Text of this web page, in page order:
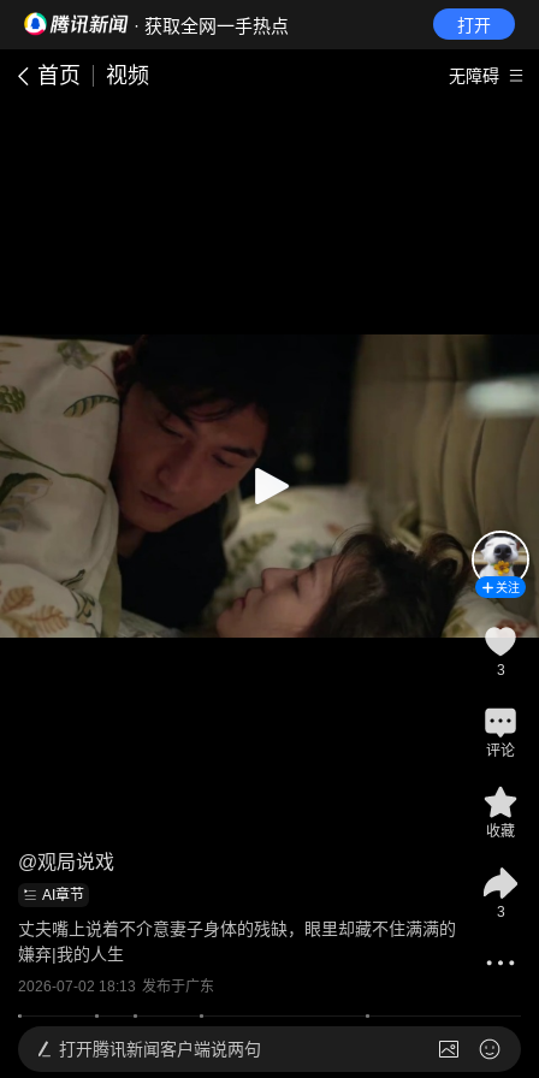
· 获取全网一手热点 打开
首页 视频 无障碍
@观局说戏
AI章节
丈夫嘴上说着不介意妻子身体的残缺，眼里却藏不住满满的
嫌弃|我的人生
2026-07-02 18:13 发布于广东
关注
3
评论
收藏
3
打开腾讯新闻客户端说两句